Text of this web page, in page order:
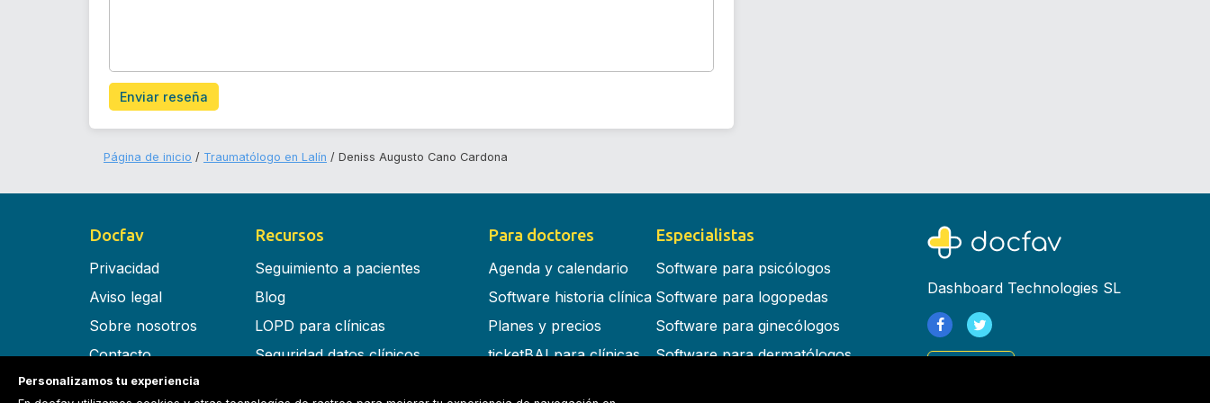
Enviar reseña
Página de inicio Traumatólogo en Lalín Deniss Augusto Cano Cardona
Docfav
Privacidad
Aviso legal
Sobre nosotros
Contacto
Términos y condiciones
Recursos
Seguimiento a pacientes
Blog
LOPD para clínicas
Seguridad datos clínicos
Para doctores
Agenda y calendario
Software historia clínica
Planes y precios
ticketBAI para clínicas
Especialistas
Software para psicólogos
Software para logopedas
Software para ginecólogos
Software para dermatólogos
Dashboard Technologies SL
Personalizamos tu experiencia